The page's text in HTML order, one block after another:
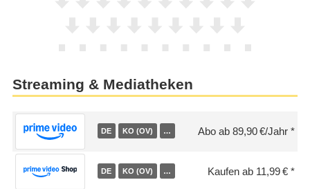
Streaming & Mediatheken
DE KO (OV) … Abo ab 89,90 €/Jahr
DE KO (OV) … Kaufen ab 11,99 €